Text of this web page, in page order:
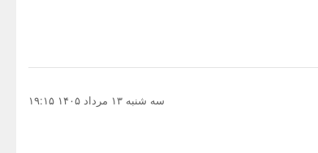
سه شنبه ۱۳ مرداد ۱۴۰۵ ۱۹:۱۵